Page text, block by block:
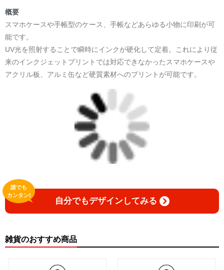
概要
スマホケースや手帳型のケース、手帳などあらゆる小物に印刷が可
能です。
UV光を照射することで瞬時にインクが硬化して定着。これにより従
来のインクジェットプリントでは対応できなかったスマホケースや
アクリル板、アルミ缶など硬質素材へのプリントが可能です。
自分でもデザインしてみる
誰でも
カンタン!
雑貨のおすすめ商品